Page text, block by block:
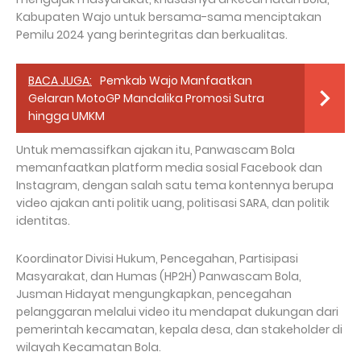
Kabupaten Wajo untuk bersama-sama menciptakan
Pemilu 2024 yang berintegritas dan berkualitas.
BACA JUGA: Pemkab Wajo Manfaatkan
Gelaran MotoGP Mandalika Promosi Sutra
hingga UMKM
Untuk memassifkan ajakan itu, Panwascam Bola
memanfaatkan platform media sosial Facebook dan
Instagram, dengan salah satu tema kontennya berupa
video ajakan anti politik uang, politisasi SARA, dan politik
identitas.
Koordinator Divisi Hukum, Pencegahan, Partisipasi
Masyarakat, dan Humas (HP2H) Panwascam Bola,
Jusman Hidayat mengungkapkan, pencegahan
pelanggaran melalui video itu mendapat dukungan dari
pemerintah kecamatan, kepala desa, dan stakeholder di
wilayah Kecamatan Bola.